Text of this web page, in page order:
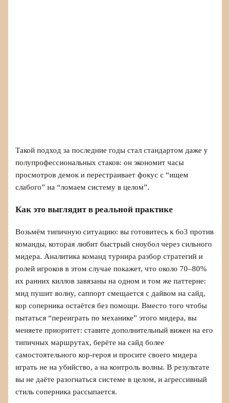
Такой подход за последние годы стал стандартом даже у
полупрофессиональных стаков: он экономит часы
просмотров демок и перестраивает фокус с “ищем
слабого” на “ломаем систему в целом”.
Как это выглядит в реальной практике
Возьмём типичную ситуацию: вы готовитесь к бо3 против
команды, которая любит быстрый сноубол через сильного
мидера. Аналитика команд турнира разбор стратегий и
ролей игроков в этом случае покажет, что около 70–80%
их ранних киллов завязаны на одном и том же паттерне:
мид пушит волну, саппорт смещается с дайвом на сайд,
кор соперника остаётся без помощи. Вместо того чтобы
пытаться “переиграть по механике” этого мидера, вы
меняете приоритет: ставите дополнительный вижен на его
типичных маршрутах, берёте на сайд более
самостоятельного кор‑героя и просите своего мидера
играть не на убийство, а на контроль волны. В результате
вы не даёте разогнаться системе в целом, и агрессивный
стиль соперника рассыпается.